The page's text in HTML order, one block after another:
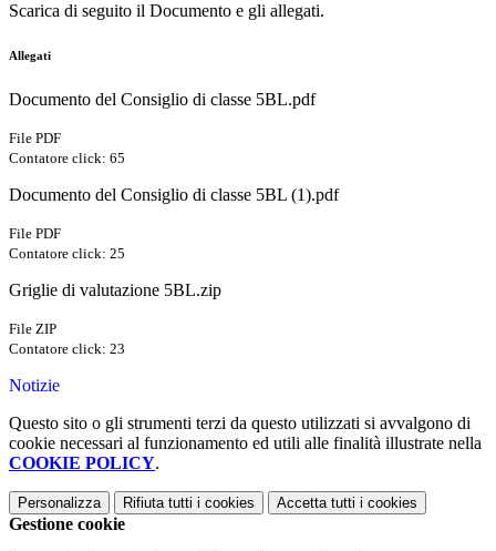
Scarica di seguito il Documento e gli allegati.
Allegati
Documento del Consiglio di classe 5BL.pdf
File PDF
Contatore click: 65
Documento del Consiglio di classe 5BL (1).pdf
File PDF
Contatore click: 25
Griglie di valutazione 5BL.zip
File ZIP
Contatore click: 23
Notizie
Questo sito o gli strumenti terzi da questo utilizzati si avvalgono di
cookie necessari al funzionamento ed utili alle finalità illustrate nella
COOKIE POLICY.
Personalizza Rifiuta tutti i cookies Accetta tutti i cookies
Gestione cookie